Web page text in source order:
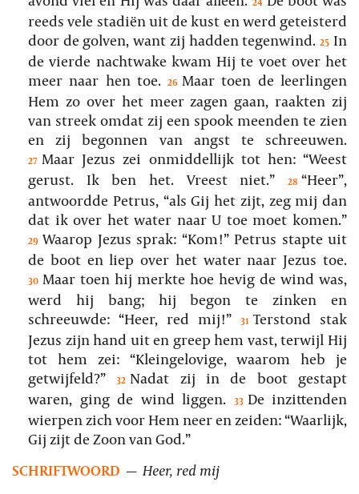
reeds vele stadiën uit de kust en werd geteisterd
door de golven, want zij hadden tegenwind. 25 In
de vierde nachtwake kwam Hij te voet over het
meer naar hen toe.26 Maar toen de leerlingen
Hem zo over het meer zagen gaan, raakten zij
van streek omdat zij een spook meenden te zien
en zij begonnen van angst te schreeuwen.
27 Maar Jezus zei onmiddellijk tot hen: “Weest
gerust. Ik ben het. Vreest niet.”
28 “Heer”,
antwoordde Petrus, “als Gij het zijt, zeg mij dan
dat ik over het water naar U toe moet komen.”
29 Waarop Jezus sprak: “Kom!” Petrus stapte uit
de boot en liep over het water naar Jezus toe.
30 Maar toen hij merkte hoe hevig de wind was,
werd hij bang; hij begon te zinken en
schreeuwde: “Heer, red mij!”
31 Terstond stak
Jezus zijn hand uit en greep hem vast, terwijl Hij
tot hem zei: “Kleingelovige, waarom heb je
getwijfeld?”32 Nadat zij in de boot gestapt
waren, ging de wind liggen.
33 De inzittenden
wierpen zich voor Hem neer en zeiden: “Waarlijk,
Gij zijt de Zoon van God.”
SCHRIFTWOORD — Heer, red mij